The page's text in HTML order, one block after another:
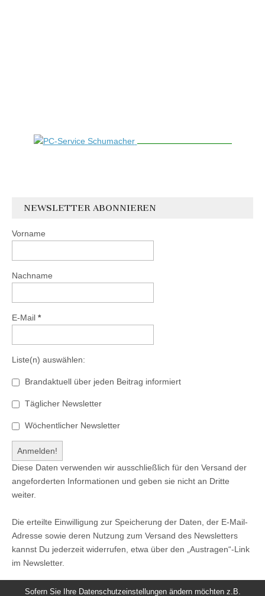
NEWSLETTER ABONNIEREN
Vorname
Nachname
E-Mail *
Liste(n) auswählen:
Brandaktuell über jeden Beitrag informiert
Täglicher Newsletter
Wöchentlicher Newsletter
Diese Daten verwenden wir ausschließlich für den Versand der
angeforderten Informationen und geben sie nicht an Dritte
weiter.
Die erteilte Einwilligung zur Speicherung der Daten, der E-Mail-
Adresse sowie deren Nutzung zum Versand des Newsletters
kannst Du jederzeit widerrufen, etwa über den „Austragen“-Link
im Newsletter.
Sofern Sie Ihre Datenschutzeinstellungen ändern möchten z.B.